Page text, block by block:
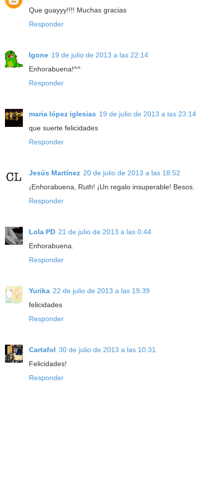
Que guayyy!!!! Muchas gracias
Responder
Igone 19 de julio de 2013 a las 22:14
Enhorabuena!^^
Responder
maria lópez iglesias 19 de julio de 2013 a las 23:14
que suerte felicidades
Responder
Jesús Martínez 20 de julio de 2013 a las 18:52
¡Enhorabuena, Ruth! ¡Un regalo insuperable! Besos.
Responder
Lola PD 21 de julio de 2013 a las 0:44
Enhorabuena.
Responder
Yurika 22 de julio de 2013 a las 19:39
felicidades
Responder
Cartafol 30 de julio de 2013 a las 10:31
Felicidades!
Responder